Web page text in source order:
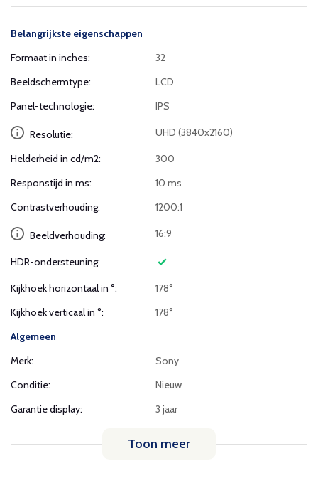
Belangrijkste eigenschappen
Formaat in inches:
32
Beeldschermtype:
LCD
Panel-technologie:
IPS
Resolutie: UHD (3840x2160)
Helderheid in cd/m2:
300
Responstijd in ms:
10 ms
Contrastverhouding:
1200:1
Beeldverhouding: 16:9
HDR-ondersteuning:
Kijkhoek horizontaal in °:
178°
Kijkhoek verticaal in °:
178°
Algemeen
Merk:
Sony
Conditie:
Nieuw
Garantie display:
3 jaar
Toon meer